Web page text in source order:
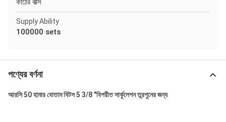
কাঠের বাক্স
Supply Ability
100000 sets
পণ্যের বর্ণনা
আরসি 50 হামার বোতাম বিটস 5 3/8 "বিপরীত সার্কুলেশন তুরপুনের জন্য